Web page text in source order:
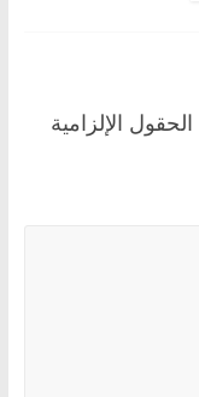
الحقول الإلزامية